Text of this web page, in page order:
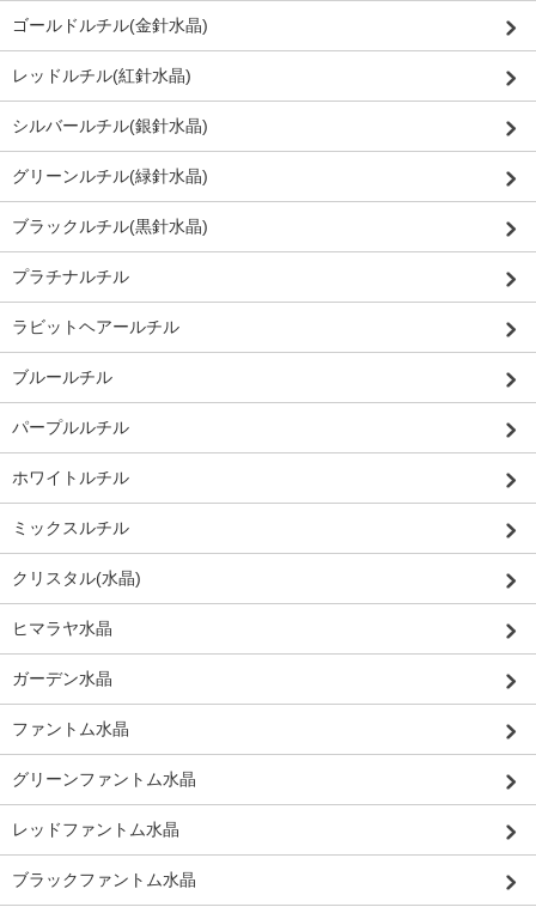
ゴールドルチル(金針水晶)
レッドルチル(紅針水晶)
シルバールチル(銀針水晶)
グリーンルチル(緑針水晶)
ブラックルチル(黒針水晶)
プラチナルチル
ラビットヘアールチル
ブルールチル
パープルルチル
ホワイトルチル
ミックスルチル
クリスタル(水晶)
ヒマラヤ水晶
ガーデン水晶
ファントム水晶
グリーンファントム水晶
レッドファントム水晶
ブラックファントム水晶